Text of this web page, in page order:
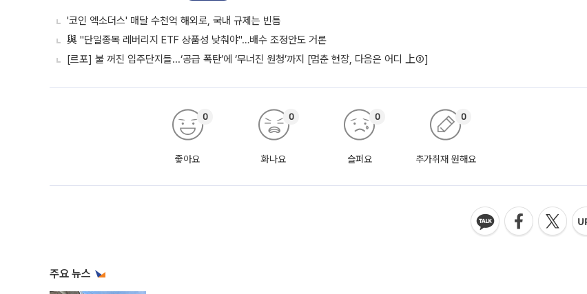
'코인 엑소더스' 매달 수천억 해외로, 국내 규제는 빈틈
與 "단일종목 레버리지 ETF 상품성 낮춰야"…배수 조정안도 거론
[르포] 불 꺼진 입주단지들...‘공급 폭탄’에 ‘무너진 원청’까지 [멈춘 현장, 다음은 어디 上③]
좋아요
0
화나요
0
슬퍼요
0
추가취재 원해요
0
주요 뉴스